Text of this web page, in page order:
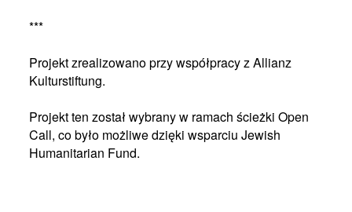
***
Projekt zrealizowano przy współpracy z Allianz
Kulturstiftung.
Projekt ten został wybrany w ramach ścieżki Open
Call, co było możliwe dzięki wsparciu Jewish
Humanitarian Fund.